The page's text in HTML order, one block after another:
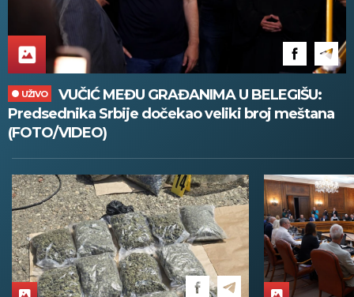
UŽIVO
VUČIĆ MEĐU GRAĐANIMA U BELEGIŠU:
Predsednika Srbije dočekao veliki broj meštana
(FOTO/VIDEO)